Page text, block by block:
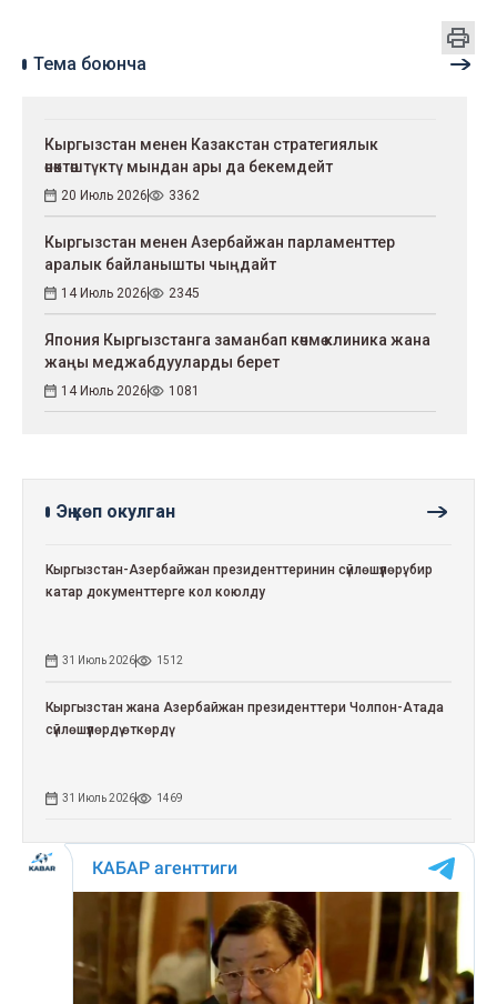
Тема боюнча
Кыргызстан менен Казакстан стратегиялык
өнөктөштүктү мындан ары да бекемдейт
20 Июль 2026 3362
Кыргызстан менен Азербайжан парламенттер
аралык байланышты чыңдайт
14 Июль 2026 2345
Япония Кыргызстанга заманбап көчмө клиника жана
жаңы меджабдууларды берет
14 Июль 2026 1081
Эң көп окулган
Кыргызстан-Азербайжан президенттеринин сүйлөшүүлөрү: бир
катар документтерге кол коюлду
31 Июль 2026 1512
Кыргызстан жана Азербайжан президенттери Чолпон-Атада
сүйлөшүүлөрдү өткөрдү
31 Июль 2026 1469